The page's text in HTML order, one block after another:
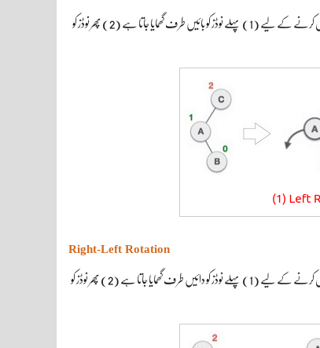
اگر کسی نوڈ کے بائیں طرف والے چائلڈ کے نیچے دائیں طرف نئی نوڈ شامل کرنے سے بیلنس خراب ہو رہا ہو تو پھر اس لیول کو بیلنس کرنے کے لیے (1) پہلے نوڈز کو بائیں طرف گھمایا جاتا ہے (2) پھر نوڈز کو
Right-Left Rotation
اگر کسی نوڈ کے دائیں طرف والے چائلڈ کے نیچے بائیں طرف نئی نوڈ شامل کرنے سے بیلنس خراب ہو رہا ہو تو پھر اس لیول کو بیلنس کرنے کے لیے (1) پہلے نوڈز کو دائیں طرف گھمایا جاتا ہے (2) پھر نوڈز کو